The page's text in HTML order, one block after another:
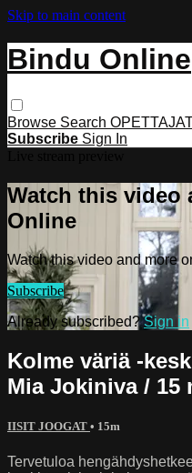
Skip to main content
Bindu Online
Browse Search
Subscribe Sign In
Watch this video
Online
Watch this video and more
Subscribe
Already subscribed?Sign in
Kolme väriä -
Mia Jokiniva / 15
IISIT JOOGAT • 15m
Tervetuloa